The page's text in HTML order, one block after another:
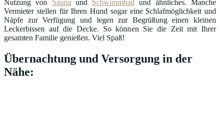
Nutzung von Sauna und Schwimmbad und ähnliches. Manche
Vermieter stellen für Ihren Hund sogar eine Schlafmöglichkeit und
Näpfe zur Verfügung und legen zur Begrüßung einen kleinen
Leckerbissen auf die Decke. So können Sie die Zeit mit Ihrer
gesamten Familie genießen. Viel Spaß!
Übernachtung und Versorgung in der
Nähe: